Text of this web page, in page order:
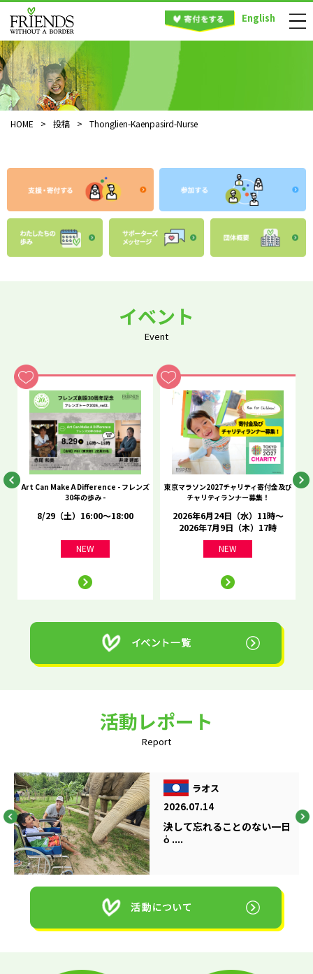
English
HOME > 投稿 > Thonglien-Kaenpasird-Nurse
イベント
Event
Art Can Make A Difference - フレンズ
30年の歩み -
8/29（土）16:00～18:00
NEW
東京マラソン2027チャリティ寄付金及び
チャリティランナー募集！
2026年6月24日（水）11時～
2026年7月9日（木）17時
NEW
活動レポート
Report
ラオス
2026.07.14
決して忘れることのない一日
ὁ ....